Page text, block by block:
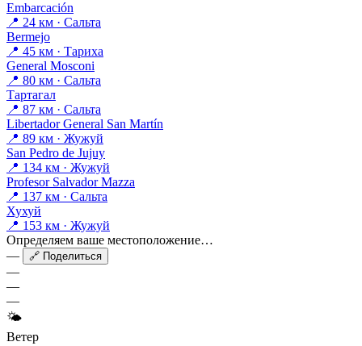
Embarcación
📍 24 км · Сальта
Bermejo
📍 45 км · Тариха
General Mosconi
📍 80 км · Сальта
Тартагал
📍 87 км · Сальта
Libertador General San Martín
📍 89 км · Жужуй
San Pedro de Jujuy
📍 134 км · Жужуй
Profesor Salvador Mazza
📍 137 км · Сальта
Хухуй
📍 153 км · Жужуй
Определяем ваше местоположение…
—
🔗 Поделиться
—
—
—
🌤
Ветер